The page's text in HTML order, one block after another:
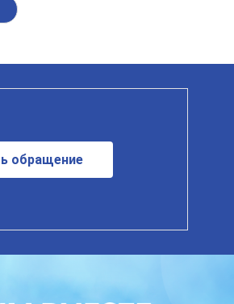
обращение